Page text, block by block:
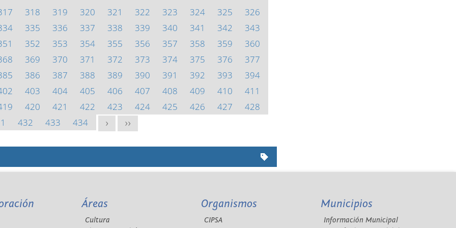
318 319 320 321 322 323 324 325
326
335 336 337 338 339 340 341 342
343
352 353 354 355 356 357 358 359
360
369 370 371 372 373 374 375 376
377
386 387 388 389 390 391 392 393
394
403 404 405 406 407 408 409 410
411
420 421 422 423 424 425 426 427
428
432 433 434 > >>
Áreas
Cultura
Organismos
CIPSA
Municipios
Información Municipal